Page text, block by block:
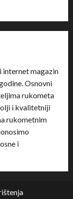
internet magazin
Osnovni
rukometa
i kvalitetniji
rukometnim
i